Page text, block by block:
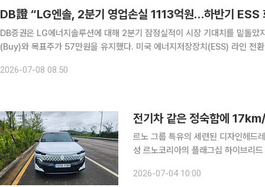
DB證 “LG엔솔, 2분기 영업손실 1113억원…하반기 ESS
DB증권은 LG에너지솔루션에 대해 2분기 잠정실적이 시장 기대치를 밑돌
(Buy)와 목표주가 57만원을 유지했다. 미국 에너지저장장치(ESS) 라인 전
2026-07-08 08:50
르노 그룹 특유의 세련된 디자인헤드
성 르노코리아의 플래그십 하이브리드 크로스오버 '필랑트'는 압도적인 존재감을 자랑한다. 대형 차
자’를 갖췄기 때문이다. 최근 서울
2026-07-04 10:00